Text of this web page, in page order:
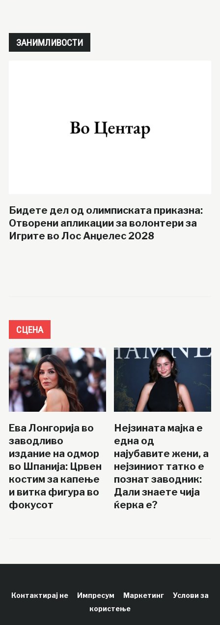
ЗАНИМЛИВОСТИ
Бидете дел од олимписката приказна:
Отворени апликации за волонтери за
Игрите во Лос Анџелес 2028
СЦЕНА
Ева Лонгорија во
заводливо
издание на одмор
во Шпанија: Црвен
костим за капење
и витка фигура во
фокусот
Нејзината мајка е
една од
најубавите жени, а
нејзиниот татко е
познат заводник:
Дали знаете чија
ќерка е?
Контактирај не Импресум Маркетинг
Услови за
користење